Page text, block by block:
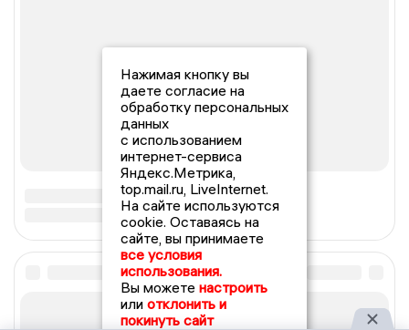
Нажимая кнопку вы
даете согласие на
обработку персональных
данных
с использованием
интернет-сервиса
Яндекс.Метрика,
top.mail.ru, LiveInternet.
На сайте используются
cookie. Оставаясь на
сайте, вы принимаете
все условия
использования.
Вы можете настроить
или отклонить и
покинуть сайт